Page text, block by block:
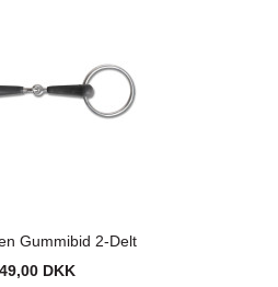
Gummibid 2-Delt
DKK